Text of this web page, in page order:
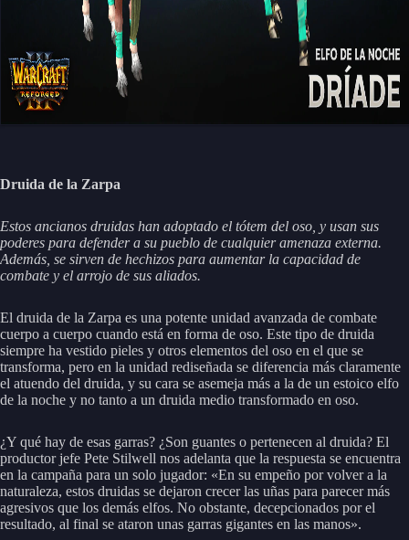
Druida de la Zarpa
Estos ancianos druidas han adoptado el tótem del oso, y usan sus
poderes para defender a su pueblo de cualquier amenaza externa.
Además, se sirven de hechizos para aumentar la capacidad de
combate y el arrojo de sus aliados.
El druida de la Zarpa es una potente unidad avanzada de combate
cuerpo a cuerpo cuando está en forma de oso. Este tipo de druida
siempre ha vestido pieles y otros elementos del oso en el que se
transforma, pero en la unidad rediseñada se diferencia más claramente
el atuendo del druida, y su cara se asemeja más a la de un estoico elfo
de la noche y no tanto a un druida medio transformado en oso.
¿Y qué hay de esas garras? ¿Son guantes o pertenecen al druida? El
productor jefe Pete Stilwell nos adelanta que la respuesta se encuentra
en la campaña para un solo jugador: «En su empeño por volver a la
naturaleza, estos druidas se dejaron crecer las uñas para parecer más
agresivos que los demás elfos. No obstante, decepcionados por el
resultado, al final se ataron unas garras gigantes en las manos».